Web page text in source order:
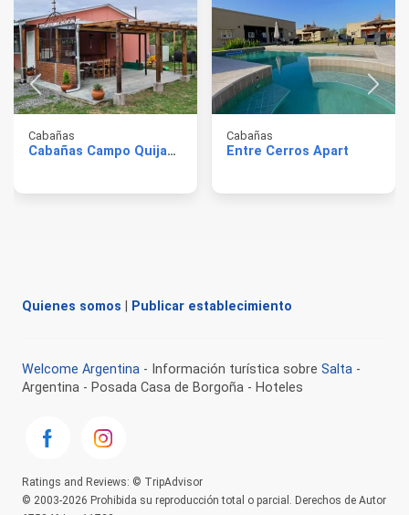
Cabañas
Cabañas Campo Quijano
Cabañas
Entre Cerros Apart
Quienes somos Publicar establecimiento
Welcome Argentina - Información turística sobre Salta -
Argentina - Posada Casa de Borgoña - Hoteles
Ratings and Reviews: © TripAdvisor
© 2003-2026 Prohibida su reproducción total o parcial. Derechos de Autor